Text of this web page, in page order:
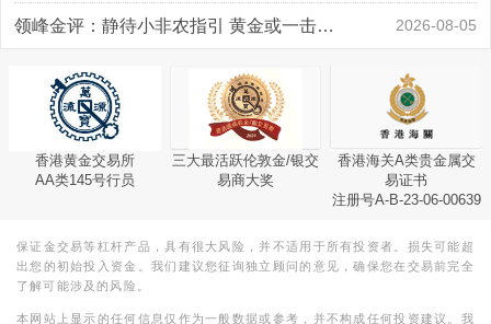
领峰金评：静待小非农指引 黄金或一击破局 2026-08-05
香港黄金交易所
AA类145号行员
三大最活跃伦敦金/银交
易商大奖
香港海关A类贵金属交
易证书
注册号A-B-23-06-00639
保证金交易等杠杆产品，具有很大风险，并不适用于所有投资者。损失可能超
出您的初始投入资金。我们建议您征询独立顾问的意见，确保您在交易前完全
了解可能涉及的风险。
本网站上显示的任何信息仅作为一般数据或参考，并不构成任何投资建议。我